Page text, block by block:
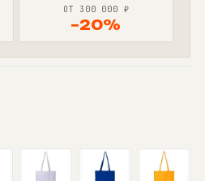
ОТ 300 000 ₽
−20%